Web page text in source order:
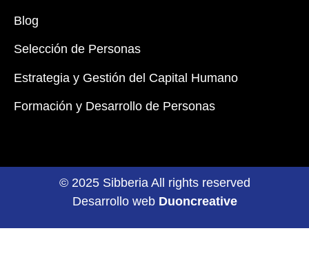
Blog
Selección de Personas
Estrategia y Gestión del Capital Humano
Formación y Desarrollo de Personas
© 2025 Sibberia All rights reserved
Desarrollo web Duoncreative